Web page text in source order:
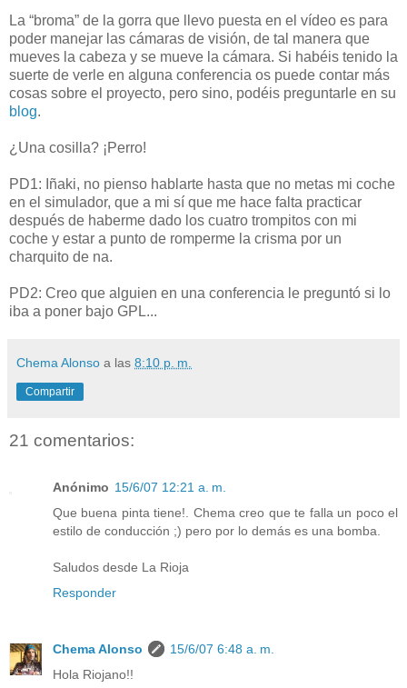
La “broma” de la gorra que llevo puesta en el vídeo es para
poder manejar las cámaras de visión, de tal manera que
mueves la cabeza y se mueve la cámara. Si habéis tenido la
suerte de verle en alguna conferencia os puede contar más
cosas sobre el proyecto, pero sino, podéis preguntarle en su
blog.
¿Una cosilla? ¡Perro!
PD1: Iñaki, no pienso hablarte hasta que no metas mi coche
en el simulador, que a mi sí que me hace falta practicar
después de haberme dado los cuatro trompitos con mi
coche y estar a punto de romperme la crisma por un
charquito de na.
PD2: Creo que alguien en una conferencia le preguntó si lo
iba a poner bajo GPL...
Chema Alonso a las 8:10 p. m.
Compartir
21 comentarios:
Anónimo 15/6/07 12:21 a. m.
Que buena pinta tiene!. Chema creo que te falla un poco el
estilo de conducción ;) pero por lo demás es una bomba.
Saludos desde La Rioja
Responder
Chema Alonso
15/6/07 6:48 a. m.
Hola Riojano!!